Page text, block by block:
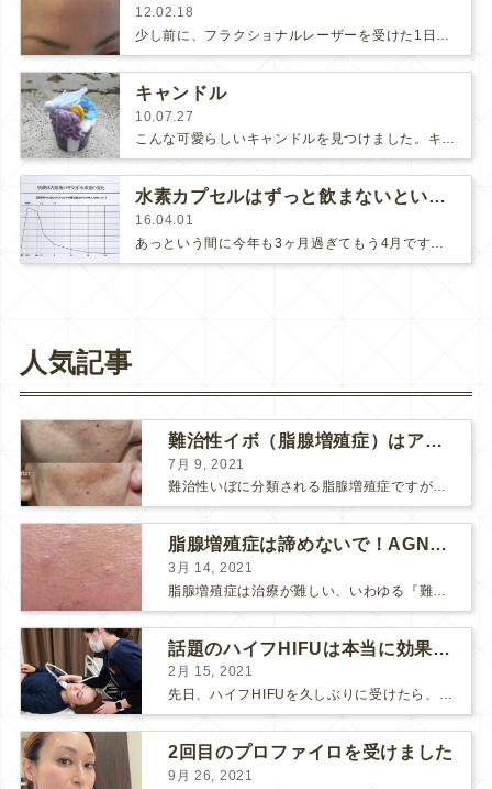
12.02.18
少し前に、フラクショナルレーザーを受けた1日後の状態を報告しました。（そのときの記事はこちら）その後、肌のテクスチャーが良くなっ…
キャンドル
10.07.27
こんな可愛らしいキャンドルを見つけました。キャンドルは大好きです。可愛い物や良い香りの物を見つけるとついつい買ってしまいます。…
水素カプセルはずっと飲まないといけない？
16.04.01
人気記事
難治性イボ（脂腺増殖症）はアグネスAGNESが効果的です！
7月 9, 2021
難治性いぼに分類される脂腺増殖症ですが、脂腺増殖症はAGNESアグネスにとても良く反応して、きれいに治すことができます。 ↑ 脂腺増殖症をアグネスAGNESで３回治療した1ヶ月後の写真です。...
脂腺増殖症は諦めないで！AGNESアグネス治療でツルツル肌に！
3月 14, 2021
話題のハイフHIFUは本当に効果があるのか？
2月 15, 2021
先日、ハイフHIFUを久しぶりに受けたら、顔の調子がとても良い感じです♪ 私はハイフHIFU後はいつも３日位、人には気付かれない程度に軽く腫れて、その後、グングンと顔が引き締まります。 ...
2回目のプロファイロを受けました
9月 26, 2021